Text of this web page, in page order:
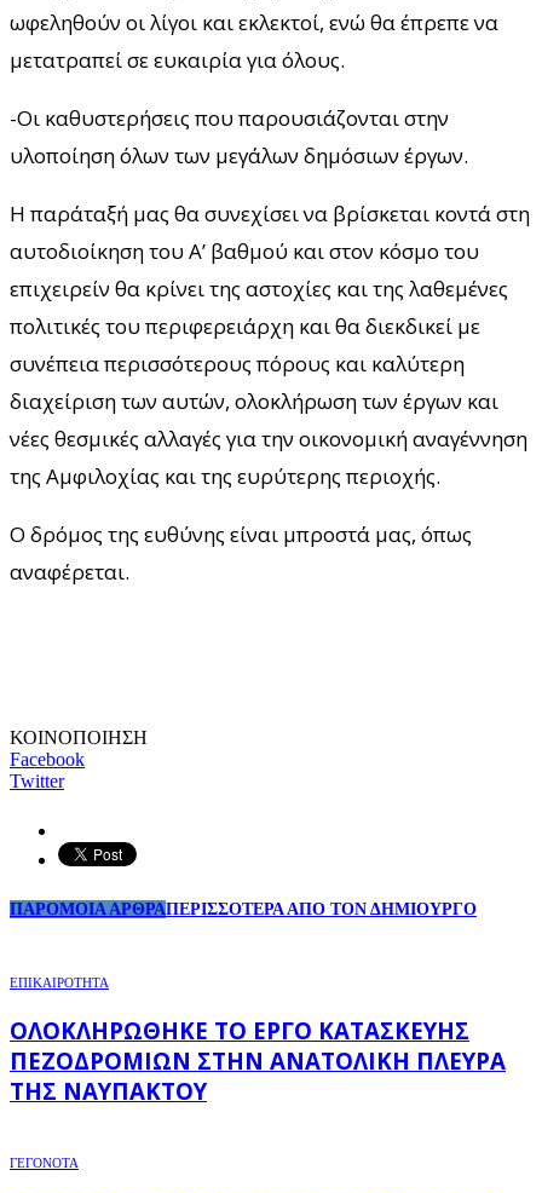
ωφεληθούν οι λίγοι και εκλεκτοί, ενώ θα έπρεπε να
μετατραπεί σε ευκαιρία για όλους.
-Οι καθυστερήσεις που παρουσιάζονται στην
υλοποίηση όλων των μεγάλων δημόσιων έργων.
Η παράταξή μας θα συνεχίσει να βρίσκεται κοντά στη
αυτοδιοίκηση του Α’ βαθμού και στον κόσμο του
επιχειρείν θα κρίνει της αστοχίες και της λαθεμένες
πολιτικές του περιφερειάρχη και θα διεκδικεί με
συνέπεια περισσότερους πόρους και καλύτερη
διαχείριση των αυτών, ολοκλήρωση των έργων και
νέες θεσμικές αλλαγές για την οικονομική αναγέννηση
της Αμφιλοχίας και της ευρύτερης περιοχής.
Ο δρόμος της ευθύνης είναι μπροστά μας, όπως
αναφέρεται.
ΚΟΙΝΟΠΟΙΗΣΗ
Facebook
Twitter
ΠΑΡΟΜΟΙΑ ΑΡΘΡΑΠΕΡΙΣΣΟΤΕΡΑ ΑΠΟ ΤΟΝ ΔΗΜΙΟΥΡΓΟ
ΕΠΙΚΑΙΡΟΤΗΤΑ
ΟΛΟΚΛΗΡΏΘΗΚΕ ΤΟ ΈΡΓΟ ΚΑΤΑΣΚΕΥΉΣ
ΠΕΖΟΔΡΟΜΊΩΝ ΣΤΗΝ ΑΝΑΤΟΛΙΚΉ ΠΛΕΥΡΆ
ΤΗΣ ΝΑΥΠΆΚΤΟΥ
ΓΕΓΟΝΟΤΑ